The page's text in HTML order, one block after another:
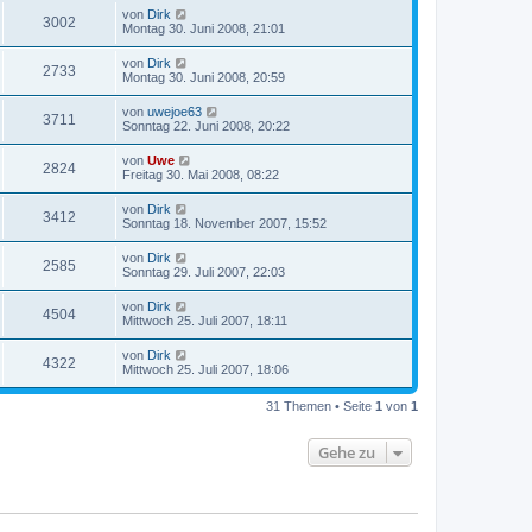
3002 von Dirk
Montag 30. Juni 2008, 21:01
2733 von Dirk
Montag 30. Juni 2008, 20:59
3711 von uwejoe63
Sonntag 22. Juni 2008, 20:22
2824 von Uwe
Freitag 30. Mai 2008, 08:22
3412 von Dirk
Sonntag 18. November 2007, 15:52
2585 von Dirk
Sonntag 29. Juli 2007, 22:03
4504 von Dirk
Mittwoch 25. Juli 2007, 18:11
4322 von Dirk
Mittwoch 25. Juli 2007, 18:06
31 Themen • Seite 1 von 1
Gehe zu